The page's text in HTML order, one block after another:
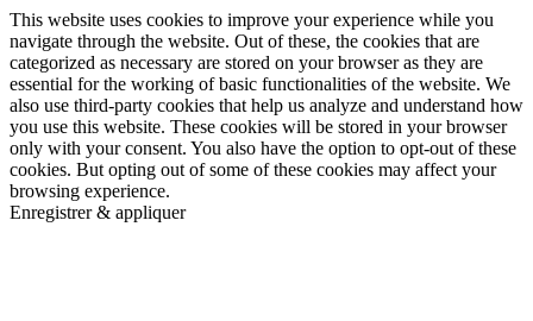
This website uses cookies to improve your experience while you
navigate through the website. Out of these, the cookies that are
categorized as necessary are stored on your browser as they are
essential for the working of basic functionalities of the website. We
also use third-party cookies that help us analyze and understand how
you use this website. These cookies will be stored in your browser
only with your consent. You also have the option to opt-out of these
cookies. But opting out of some of these cookies may affect your
browsing experience.
Enregistrer & appliquer